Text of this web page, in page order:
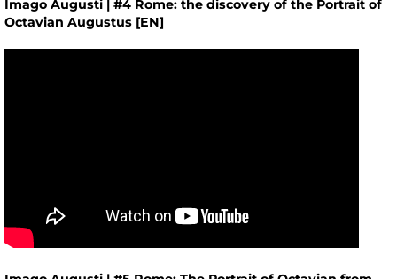
Imago Augusti | #4 Rome: the discovery of the Portrait of
Octavian Augustus [EN]